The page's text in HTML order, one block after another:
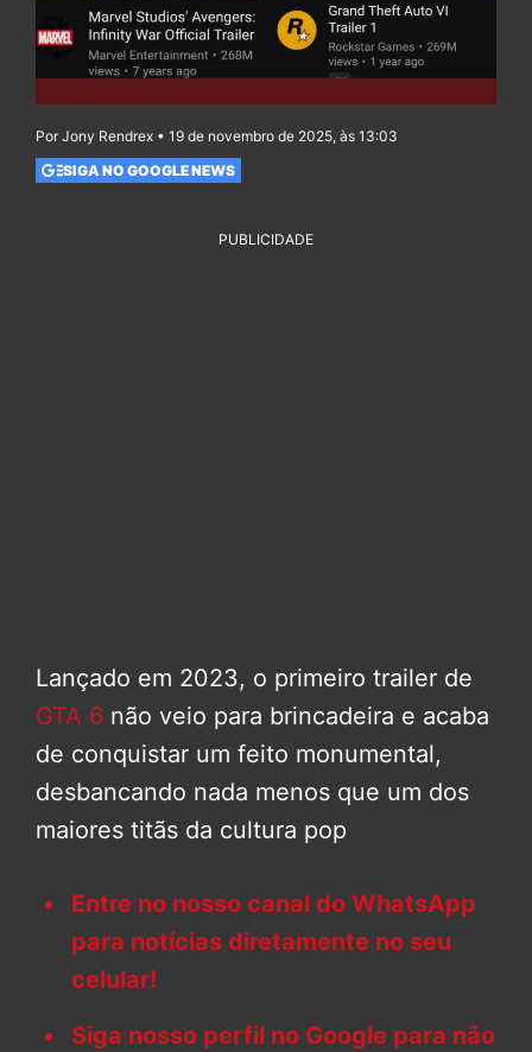
Por Jony Rendrex • 19 de novembro de 2025, às 13:03
SIGA NO GOOGLE NEWS
PUBLICIDADE
Lançado em 2023, o primeiro trailer de
GTA 6 não veio para brincadeira e acaba
de conquistar um feito monumental,
desbancando nada menos que um dos
maiores titãs da cultura pop
Entre no nosso canal do WhatsApp
para notícias diretamente no seu
celular!
Siga nosso perfil no Google para não